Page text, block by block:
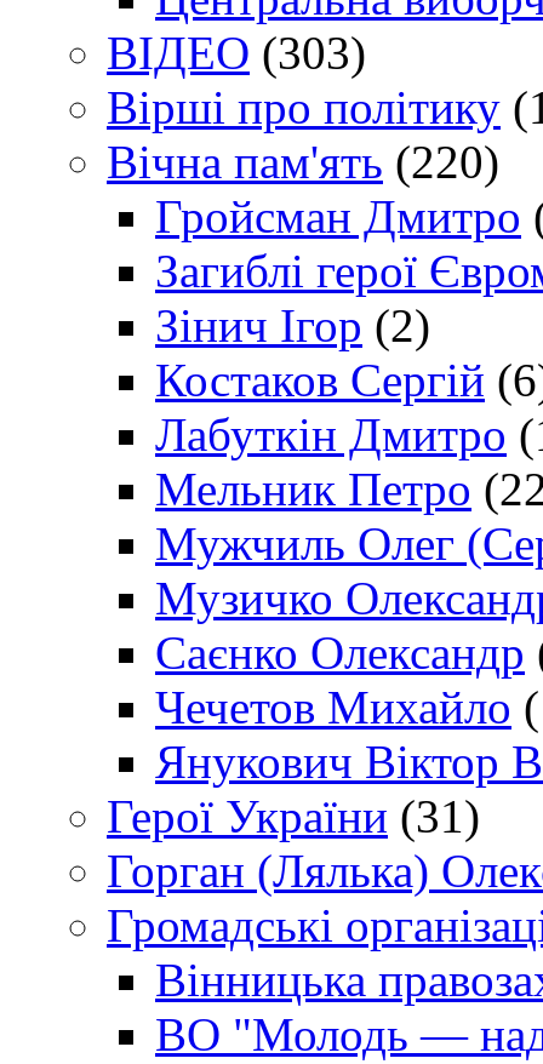
ВІДЕО (303)
Вірші про політику
Вічна пам'ять (220)
Гройсман Дмитро
Загиблі герої
Зінич Ігор (2)
Костаков Сергій
Лабуткін Дмитро
Мельник Петро
Мужчиль Олег
Музичко
Саєнко Олександр
Чечетов Михайло
Янукович Віктор
Герої України (31)
Горган (Лялька)
Громадські
Вінницька
ВО "Молодь —